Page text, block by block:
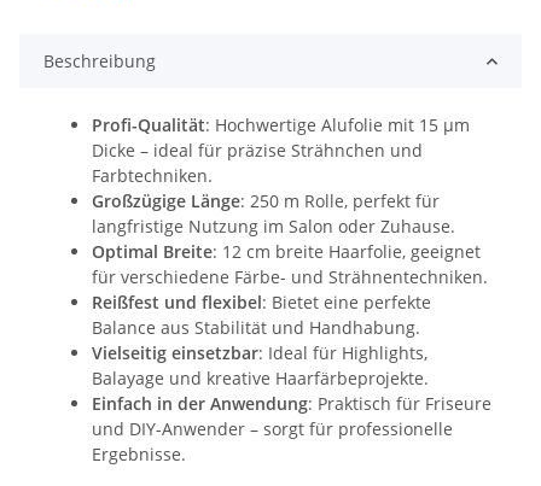
Beschreibung
Profi-Qualität: Hochwertige Alufolie mit 15 µm
Dicke – ideal für präzise Strähnchen und
Farbtechniken.
Großzügige Länge: 250 m Rolle, perfekt für
langfristige Nutzung im Salon oder Zuhause.
Optimal Breite: 12 cm breite Haarfolie, geeignet
für verschiedene Färbe- und Strähnentechniken.
Reißfest und flexibel: Bietet eine perfekte
Balance aus Stabilität und Handhabung.
Vielseitig einsetzbar: Ideal für Highlights,
Balayage und kreative Haarfärbeprojekte.
Einfach in der Anwendung: Praktisch für Friseure
und DIY-Anwender – sorgt für professionelle
Ergebnisse.